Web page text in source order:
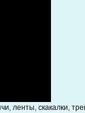
ленты, скакалки,